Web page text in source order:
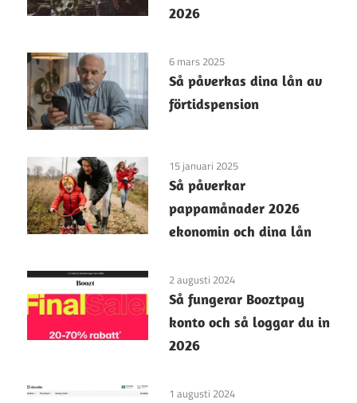
2026
6 mars 2025
Så påverkas dina lån av
förtidspension
15 januari 2025
Så påverkar
pappamånader 2026
ekonomin och dina lån
2 augusti 2024
Så fungerar Booztpay
konto och så loggar du in
2026
1 augusti 2024